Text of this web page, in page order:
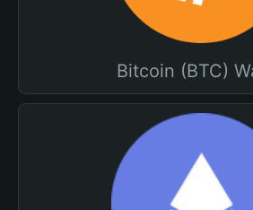
Bitcoin (BTC)